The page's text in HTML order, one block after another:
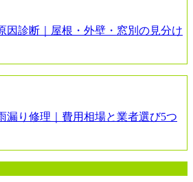
因診断｜屋根・外壁・窓別の見分け
漏り修理｜費用相場と業者選び5つ